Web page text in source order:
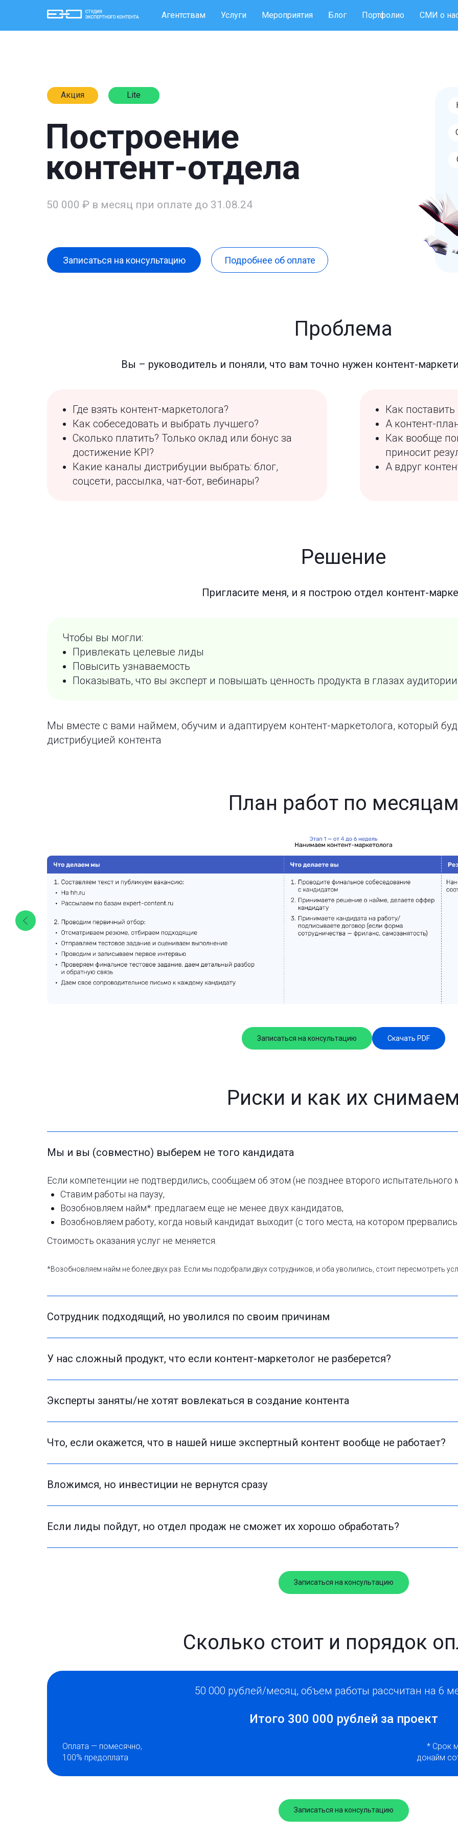
Агентствам Услуги Мероприятия Блог Портфолио СМИ о
Построение
контент-отдела
50 000 ₽ в месяц при оплате до 31.08.24
Акция Lite
Записаться на консультацию Подробнее об оплате
Проблема
Вы – руководитель и поняли, что вам точно нужен контент-
Где взять контент-маркетолога?
Как собеседовать и выбрать лучшего?
Сколько платить? Только оклад или бонус за
достижение KPI?
Какие каналы дистрибуции выбрать: блог,
соцсети, рассылка, чат-бот, вебинары?
Как
А контент-
Как вообще
приносит
А вдруг
Решение
Пригласите меня, и я построю отдел контент-
Мы вместе с вами наймем, обучим и адаптируем контент-маркетолога, который
дистрибуцией контента
Чтобы вы могли:
Привлекать целевые лиды
Повысить узнаваемость
Показывать, что вы эксперт и повышать ценность продукта в глазах аудитории
План работ по
Записаться на консультацию Скачать PDF
Риски и как их
Мы и вы (совместно) выберем не того кандидата
Если компетенции не подтвердились, сообщаем об этом (не позднее второго испытательного
Ставим работы на паузу,
Возобновляем найм*: предлагаем еще не менее двух кандидатов,
Возобновляем работу, когда новый кандидат выходит (с того места, на котором
Стоимость оказания услуг не меняется.
*Возобновляем найм не более двух раз. Если мы подобрали двух сотрудников, и оба уволились, стоит пересмотреть
Сотрудник подходящий, но уволился по своим причинам
У нас сложный продукт, что если контент-маркетолог не разберется?
Эксперты заняты/не хотят вовлекаться в создание контента
Что, если окажется, что в нашей нише экспертный контент вообще не работает?
Вложимся, но инвестиции не вернутся сразу
Если лиды пойдут, но отдел продаж не сможет их хорошо обработать?
Записаться на консультацию
Сколько стоит и порядок
50 000 рублей/месяц, объем работы рассчитан на 6
Оплата — помесячно,
100% предоплата
* Срок
донайм
Итого 300 000 рублей за проект
Записаться на консультацию